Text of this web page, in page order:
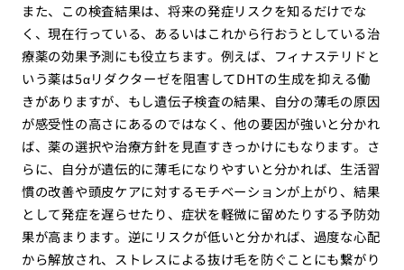
また、この検査結果は、将来の発症リスクを知るだけでな
く、現在行っている、あるいはこれから行おうとしている治
療薬の効果予測にも役立ちます。例えば、フィナステリドと
いう薬は5αリダクターゼを阻害してDHTの生成を抑える働
きがありますが、もし遺伝子検査の結果、自分の薄毛の原因
が感受性の高さにあるのではなく、他の要因が強いと分かれ
ば、薬の選択や治療方針を見直すきっかけにもなります。さ
らに、自分が遺伝的に薄毛になりやすいと分かれば、生活習
慣の改善や頭皮ケアに対するモチベーションが上がり、結果
として発症を遅らせたり、症状を軽微に留めたりする予防効
果が高まります。逆にリスクが低いと分かれば、過度な心配
から解放され、ストレスによる抜け毛を防ぐことにも繋がり